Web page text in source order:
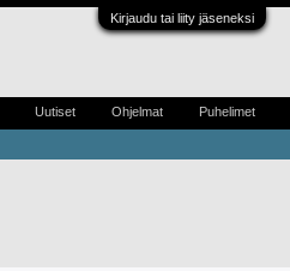
Kirjaudu tai liity jäseneksi
Uutiset Ohjelmat Puhelimet